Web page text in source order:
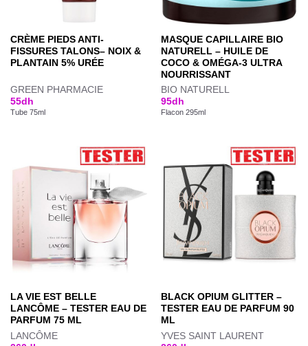
CRÈME PIEDS ANTI-
FISSURES TALONS– NOIX &
PLANTAIN 5% URÉE
GREEN PHARMACIE
55dh
Tube 75ml
MASQUE CAPILLAIRE BIO
NATURELL – HUILE DE
COCO & OMÉGA-3 ULTRA
NOURRISSANT
BIO NATURELL
95dh
Flacon 295ml
LA VIE EST BELLE
LANCÔME – TESTER EAU DE
PARFUM 75 ML
LANCÔME
BLACK OPIUM GLITTER –
TESTER EAU DE PARFUM 90
ML
YVES SAINT LAURENT